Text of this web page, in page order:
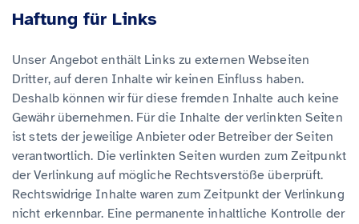
Haftung für Links
Unser Angebot enthält Links zu externen Webseiten
Dritter, auf deren Inhalte wir keinen Einfluss haben.
Deshalb können wir für diese fremden Inhalte auch keine
Gewähr übernehmen. Für die Inhalte der verlinkten Seiten
ist stets der jeweilige Anbieter oder Betreiber der Seiten
verantwortlich. Die verlinkten Seiten wurden zum Zeitpunkt
der Verlinkung auf mögliche Rechtsverstöße überprüft.
Rechtswidrige Inhalte waren zum Zeitpunkt der Verlinkung
nicht erkennbar. Eine permanente inhaltliche Kontrolle der